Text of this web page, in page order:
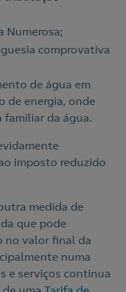
em contacto
oferta de
Numerosa;
comprovativa
de água em
de energia, onde
familiar da água.
imposto reduzido
medida de
que pode
no valor final da
numa
e serviços continua